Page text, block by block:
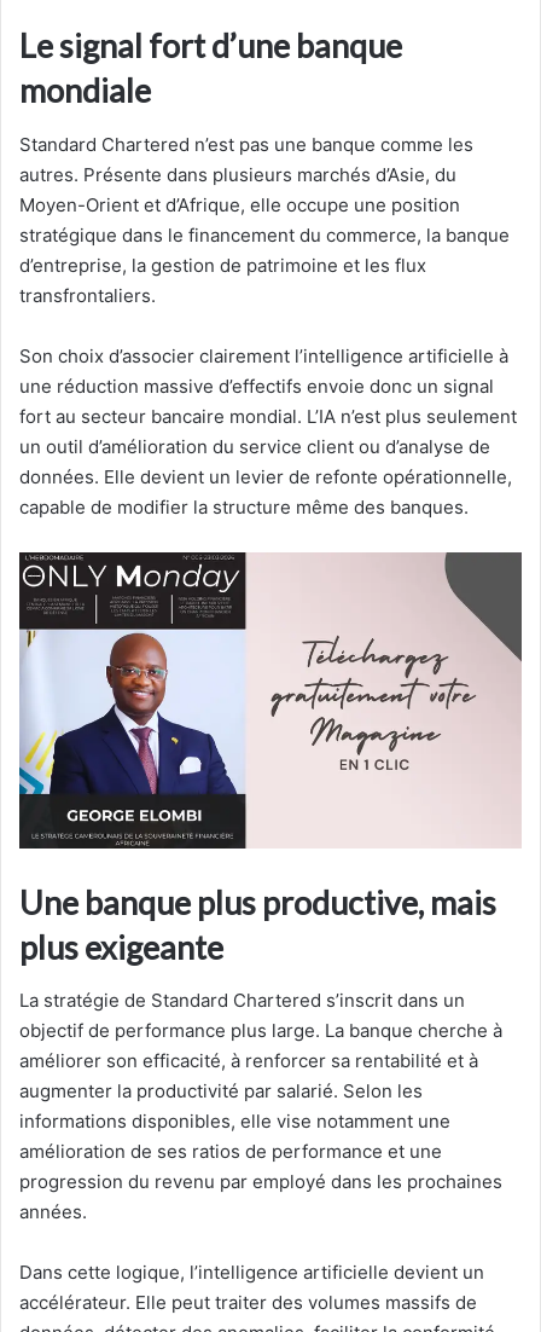
Le signal fort d’une banque
mondiale
Standard Chartered n’est pas une banque comme les
autres. Présente dans plusieurs marchés d’Asie, du
Moyen-Orient et d’Afrique, elle occupe une position
stratégique dans le financement du commerce, la banque
d’entreprise, la gestion de patrimoine et les flux
transfrontaliers.
Son choix d’associer clairement l’intelligence artificielle à
une réduction massive d’effectifs envoie donc un signal
fort au secteur bancaire mondial. L’IA n’est plus seulement
un outil d’amélioration du service client ou d’analyse de
données. Elle devient un levier de refonte opérationnelle,
capable de modifier la structure même des banques.
Une banque plus productive, mais
plus exigeante
La stratégie de Standard Chartered s’inscrit dans un
objectif de performance plus large. La banque cherche à
améliorer son efficacité, à renforcer sa rentabilité et à
augmenter la productivité par salarié. Selon les
informations disponibles, elle vise notamment une
amélioration de ses ratios de performance et une
progression du revenu par employé dans les prochaines
années.
Dans cette logique, l’intelligence artificielle devient un
accélérateur. Elle peut traiter des volumes massifs de